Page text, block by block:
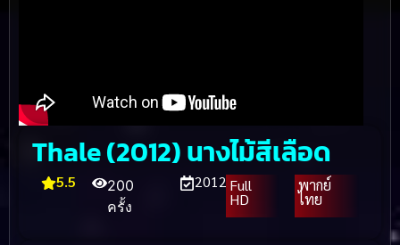
Thale (2012) นางไม้สีเลือด
5.5
200
ครั้ง
2012 Full
HD
พากย์
ไทย